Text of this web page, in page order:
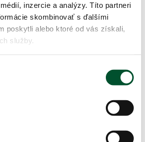
inzercie a analýzy. Títo partneri
skombinovať s ďalšími
poskytli alebo ktoré od vás získali,
služby.
s obsahom síry a dusíka
síry a dusíka (podporuje vstrebávanie
redukčných procesoch rastlín, v
rastlín, potláča výskyt pôvodcov